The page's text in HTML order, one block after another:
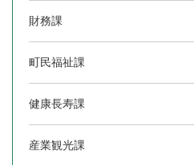
財務課
町民福祉課
健康長寿課
産業観光課